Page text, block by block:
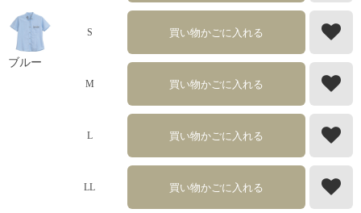
ブルー
S 買い物かごに入れる
M 買い物かごに入れる
L 買い物かごに入れる
LL 買い物かごに入れる